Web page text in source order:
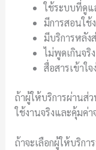
ใช้ระบบที่ดูแ
มีการสอนใช้
มีบริการหลัง
ไม่พูดเกินจริ
สื่อสารเข้าใ
ถ้าผู้ให้บริการผ่านส่
ใช้งานจริงและคุ้มค่
ถ้าจะเลือกผู้ให้บริกา